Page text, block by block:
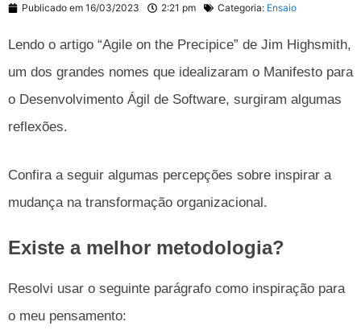
Publicado em 16/03/2023 2:21 pm Categoria: Ensaio
Lendo o artigo “Agile on the Precipice” de Jim Highsmith,
um dos grandes nomes que idealizaram o Manifesto para
o Desenvolvimento Ágil de Software, surgiram algumas
reflexões.
Confira a seguir algumas percepções sobre inspirar a
mudança na transformação organizacional.
Existe a melhor metodologia?
Resolvi usar o seguinte parágrafo como inspiração para
o meu pensamento: